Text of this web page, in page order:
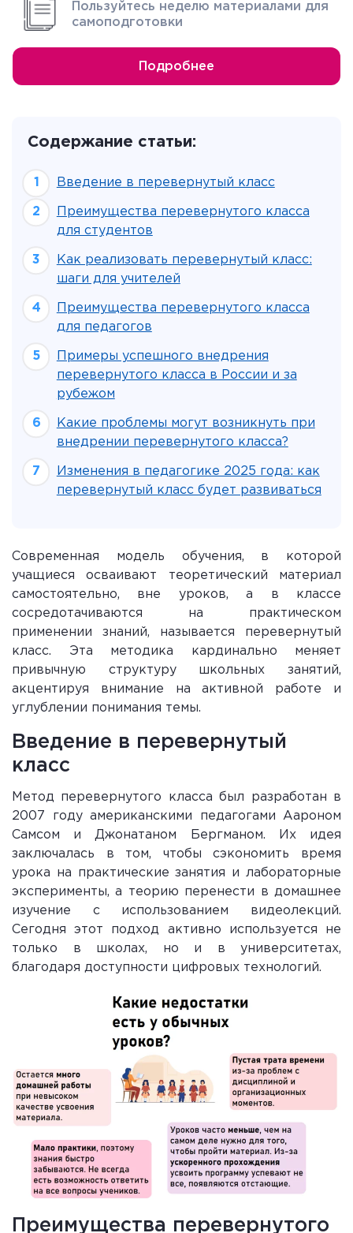
Пользуйтесь неделю материалами для
самоподготовки
Подробнее
Содержание статьи:
Введение в перевернутый класс
Преимущества перевернутого класса
для студентов
Как реализовать перевернутый класс:
шаги для учителей
Преимущества перевернутого класса
для педагогов
Примеры успешного внедрения
перевернутого класса в России и за
рубежом
Какие проблемы могут возникнуть при
внедрении перевернутого класса?
Изменения в педагогике 2025 года: как
перевернутый класс будет развиваться
Современная модель обучения, в которой
учащиеся осваивают теоретический материал
самостоятельно, вне уроков, а в классе
сосредотачиваются на практическом
применении знаний, называется перевернутый
класс. Эта методика кардинально меняет
привычную структуру школьных занятий,
акцентируя внимание на активной работе и
углублении понимания темы.
Введение в перевернутый
класс
Метод перевернутого класса был разработан в
2007 году американскими педагогами Аароном
Самсом и Джонатаном Бергманом. Их идея
заключалась в том, чтобы сэкономить время
урока на практические занятия и лабораторные
эксперименты, а теорию перенести в домашнее
изучение с использованием видеолекций.
Сегодня этот подход активно используется не
только в школах, но и в университетах,
благодаря доступности цифровых технологий.
Преимущества перевернутого